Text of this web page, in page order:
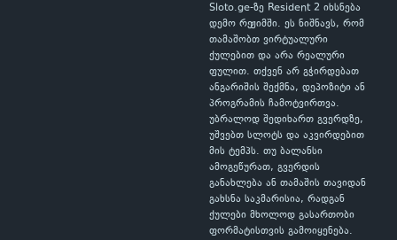
Sloto.ge-ზე Resident 2 იხსნება
დემო რეჟიმში. ეს ნიშნავს, რომ
თამაშობთ ვირტუალური
ქულებით და არა რეალური
ფულით. თქვენ არ გჭირდებათ
ანგარიშის შექმნა, დეპოზიტი ან
პროგრამის ჩამოტვირთვა.
უბრალოდ შედიხართ გვერდზე,
უშვებთ სლოტს და აკვირდებით
მის ტემპს. თუ ბალანსი
ამოგეწურათ, გვერდის
განახლება ან თამაშის თავიდან
გახსნა საკმარისია, რადგან
ქულები მხოლოდ გასართობი
ფორმატისთვის გამოიყენება.